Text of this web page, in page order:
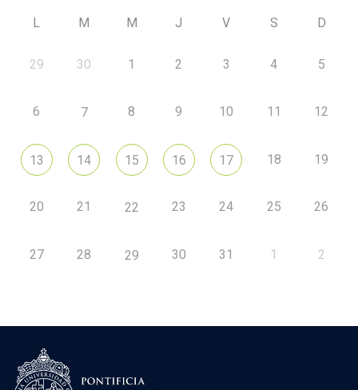
L M M J V S D
29 30 1 2 3 4 5
6 7 8 9 10 11 12
13 14 15 16 17 18 19
20 21 22 23 24 25 26
27 28 29 30 31 1 2